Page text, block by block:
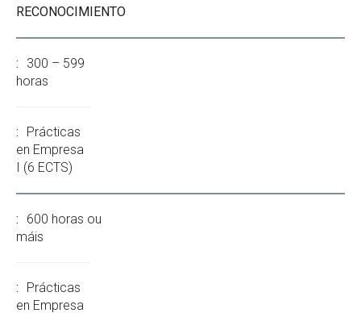
RECONOCIMIENTO
300 – 599
horas
Prácticas
en Empresa
I (6 ECTS)
600 horas ou
máis
Prácticas
en Empresa